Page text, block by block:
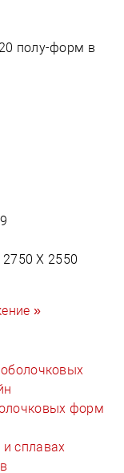
полу-форм в
X 2550
»
форм
сплавах